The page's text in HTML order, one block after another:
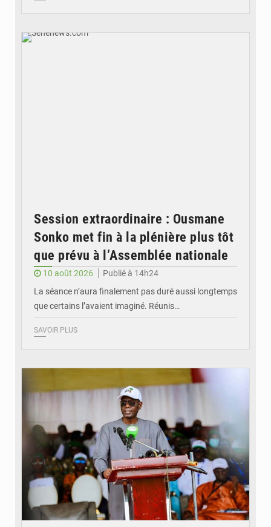
Session extraordinaire : Ousmane
Sonko met fin à la plénière plus tôt
que prévu à l’Assemblée nationale
10 août 2026
Publié à 14h24
La séance n’aura finalement pas duré aussi longtemps
que certains l’avaient imaginé. Réunis…
SAVOIR PLUS